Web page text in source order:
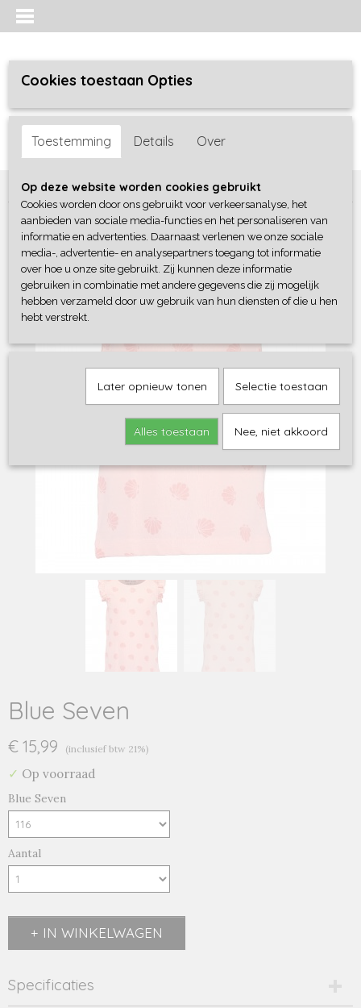
Inloggen Registreren
Home >Meisjes>Shirts / Tunieken / Blouses>Blue Seven
Blue Seven
€ 15,99 (inclusief btw 21%)
✓ Op voorraad
Blue Seven
Aantal
IN WINKELWAGEN
Specificaties
Cookies toestaan Opties
Toestemming Details Over
Op deze website worden cookies gebruikt
Cookies worden door ons gebruikt voor verkeersanalyse, het
aanbieden van sociale media-functies en het personaliseren van
informatie en advertenties. Daarnaast verlenen we onze sociale
media-, advertentie- en analysepartners toegang tot informatie
over hoe u onze site gebruikt. Zij kunnen deze informatie
gebruiken in combinatie met andere gegevens die zij mogelijk
hebben verzameld door uw gebruik van hun diensten of die u hen
hebt verstrekt.
Later opnieuw tonen Selectie toestaan
Alles toestaan Nee, niet akkoord